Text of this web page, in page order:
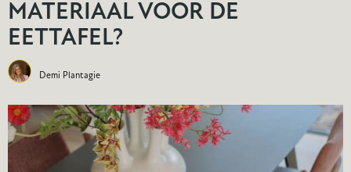
MATERIAAL VOOR DE
EETTAFEL?
Demi Plantagie